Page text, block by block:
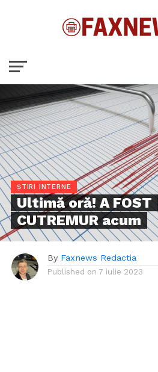
ȘTIRI INTERNE
Ultimă oră! A FOST
CUTREMUR acum
By Faxnews Redactia
Published on 7 iulie 2023